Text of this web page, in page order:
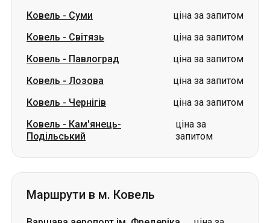
Ковель - Суми
ціна за запитом
Ковель - Світязь
ціна за запитом
Ковель - Павлоград
ціна за запитом
Ковель - Лозова
ціна за запитом
Ковель - Чернігів
ціна за запитом
Ковель - Кам'янець-
Подільський
ціна за
запитом
Маршрути в м. Ковель